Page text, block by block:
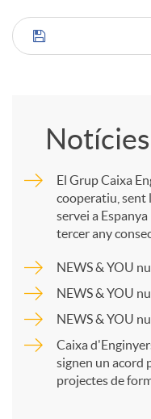
C
a
r
El Grup Caixa
cooperatiu, sent
servei a
tercer any
NEWS & YOU
NEWS & YOU
NEWS & YOU
Caixa
signen un acord
projectes de